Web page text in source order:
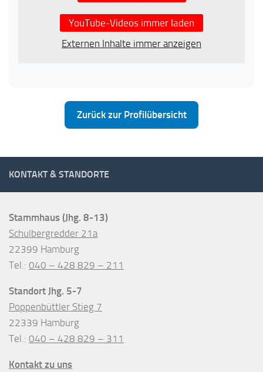
YouTube-Videos immer laden
Externen Inhalte immer anzeigen
Zurück zur Profilübersicht
KONTAKT & STANDORTE
Stammhaus (Jhg. 8-13)
Schulbergredder 21a
22399 Hamburg
Tel.: 040 – 428 829 – 211
Standort Jhg. 5-7
Poppenbüttler Stieg 7
22339 Hamburg
Tel.: 040 – 428 829 – 311
Kontakt zu uns